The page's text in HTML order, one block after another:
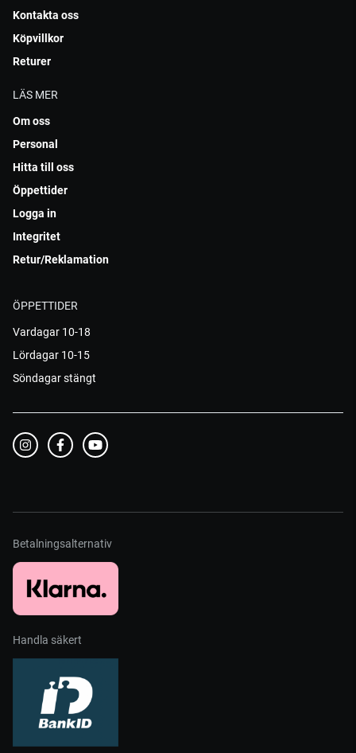
Kontakta oss
Köpvillkor
Returer
LÄS MER
Om oss
Personal
Hitta till oss
Öppettider
Logga in
Integritet
Retur/Reklamation
ÖPPETTIDER
Vardagar 10-18
Lördagar 10-15
Söndagar stängt
Betalningsalternativ
Handla säkert